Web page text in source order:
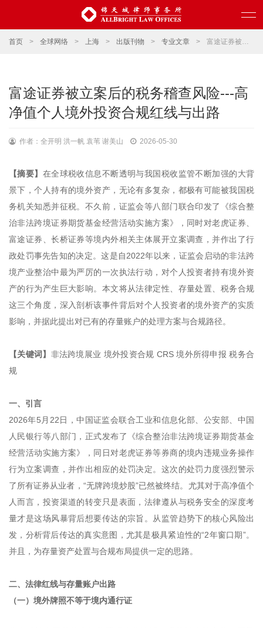
首页 > 全球网络 > 上海 > 出版刊物 > 专业文章 > 富途证券被立案后的税务稽查风险---高净值个人境外投资合规红线与出路
富途证券被立案后的税务稽查风险---高
净值个人境外投资合规红线与出路
作者：全开明 洪一帆 袁苇 谢美山 2026-05-30
【摘要】 在全球税收信息不断透明与我国税收监管不断加强的大背
景下，个人持有的境外资产，无论有多复杂，都极有可能被我国税
务机关知悉并征税。不久前，证监会等八部门联合印发了《综合整
治非法跨境证券期货基金经营活动实施方案》，同时对老虎证券、
富途证券、长桥证券等境内外相关主体展开立案调查，并作出了行
政处罚事先告知的决定。这是自2022年以来，证监会启动的非法跨
境产业整治中最为严厉的一次执法行动，对个人投资者持有境外资
产的行为产生巨大影响。本文将从法律定性、存量处置、税务合规
这三个角度，深入剖析该事件背后对个人投资者的境外资产的实质
影响，并据此提出对已有的存量账户的处理方案与合规路径。
【关键词】 非法跨境展业 境外投资合规 CRS 境外所得申报 税务合
规
一、引言
2026年5月22日，中国证监会联合工业和信息化部、公安部、中国
人民银行等八部门，正式发布了《综合整治非法跨境证券期货基金
经营活动实施方案》，同日对老虎证券等券商的境内违规业务操作
行为立案调查，并作出相应的处罚决定。这次的处罚力度强烈警示
了所有证券从业者，“无牌跨境炒股”已然被终结。尤其对于高净值个
人而言，投资渠道的转变只是表面，法律遵从与税务安全的深度考
量才是这场风暴背后想要传达的宗旨。从监管趋势下的核心风险出
发，分析背后传达的真实意图，尤其是极具紧迫性的“2年窗口期”。
并且，为存量资产处置与合规布局提供一定的思路。
二、法律红线与存量账户出路
（一）境外牌照不等于境内通行证